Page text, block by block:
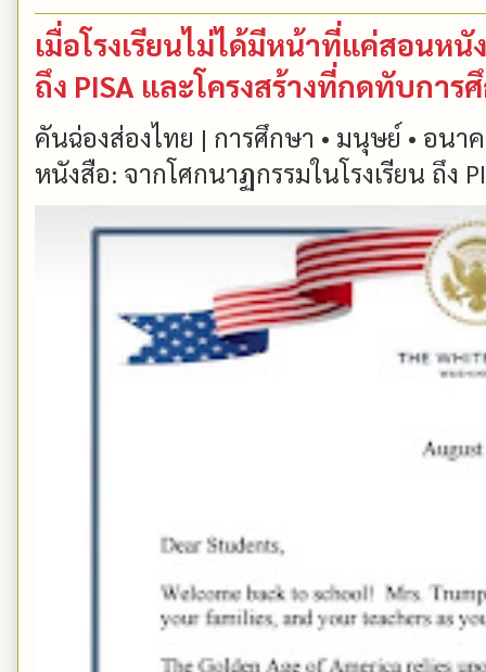
เมื่อโรงเรียนไม่ได้มีหน้าที่แค่สอนหนั
ถึง PISA และโครงสร้างที่กดทับการ
คันฉ่องส่องไทย | การศึกษา • มนุษย์ • อนา
หนังสือ: จากโศกนาฏกรรมในโรงเรียน ถึง